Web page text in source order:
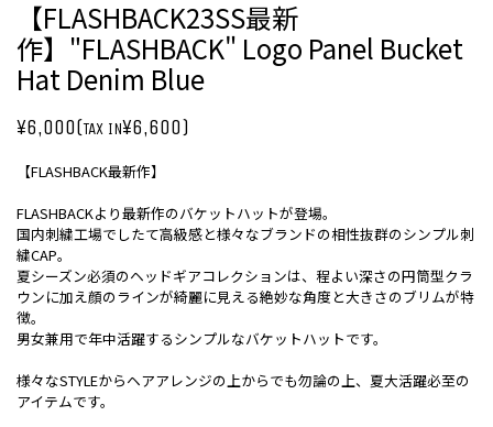
【FLASHBACK23SS最新
作】"FLASHBACK" Logo Panel Bucket
Hat Denim Blue
¥6,000(TAX IN¥6,600)
【FLASHBACK最新作】
FLASHBACKより最新作のバケットハットが登場。
国内刺繍工場でしたて高級感と様々なブランドの相性抜群のシンプル刺
繍CAP。
夏シーズン必須のヘッドギアコレクションは、程よい深さの円筒型クラ
ウンに加え顔のラインが綺麗に見える絶妙な角度と大きさのブリムが特
徴。
男女兼用で年中活躍するシンプルなバケットハットです。
様々なSTYLEからヘアアレンジの上からでも勿論の上、夏大活躍必至の
アイテムです。